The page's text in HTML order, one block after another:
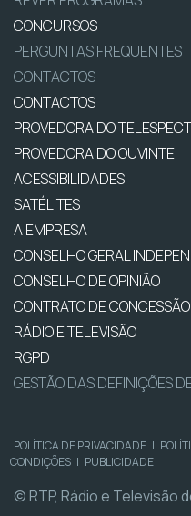
CONCURSOS
PERGUNTAS FREQUENTES
CONTACTOS
CONTACTOS
PROVEDORA DO
PROVEDORA DO OUVINTE
ACESSIBILIDADES
SATÉLITES
A EMPRESA
CONSELHO GERAL
CONSELHO DE OPINIÃO
CONTRATO DE
RÁDIO E TELEVISÃO
RGPD
GESTÃO DAS DEFINIÇÕES
POLÍTICA DE PRIVACIDADE |
CONDIÇÕES | PUBLICIDADE
© RTP, Rádio e Televisão